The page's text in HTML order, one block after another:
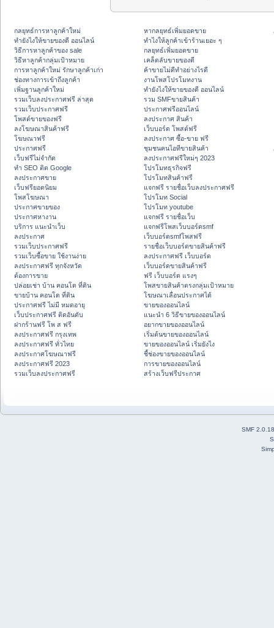
กลยุทธ์การหาลูกค้าใหม่
ทํายังไงให้ขายของดี ออนไลน์
วิธีการหาลูกค้าของ sale
วิธีหาลูกค้ากลุ่มเป้าหมาย
การหาลูกค้าใหม่ รักษาลูกค้าเก่า
ช่องทางการเข้าถึงลูกค้า
เพิ่มฐานลูกค้าใหม่
รวมเว็บลงประกาศฟรี ล่าสุด
รวมเว็บประกาศฟรี
โพสต์ขายของฟรี
ลงโฆษณาสินค้าฟรี
โฆษณาฟรี
ประกาศฟรี
เว็บฟรีไม่จำกัด
ทำ SEO ติด Google
ลงประกาศขาย
เว็บฟรียอดนิยม
โพสโฆษณา
ประกาศขายของ
ประกาศหางาน
บริการ แนะนำเว็บ
ลงประกาศ
รวมเว็บประกาศฟรี
รวมเว็บซื้อขาย ใช้งานง่าย
ลงประกาศฟรี ทุกจังหวัด
ต้องการขาย
ปล่อยเช่า บ้าน คอนโด ที่ดิน
ขายบ้าน คอนโด ที่ดิน
ประกาศฟรี ไม่มี หมดอายุ
เว็บประกาศฟรี ติดอันดับ
ฝากร้านฟรี โพ ส ฟรี
ลงประกาศฟรี กรุงเทพ
ลงประกาศฟรี ทั่วไทย
ลงประกาศโฆษณาฟรี
ลงประกาศฟรี 2023
รวมเว็บลงประกาศฟรี
หากลยุทธ์เพิ่มยอดขาย
ทําไงให้ลูกค้าเข้าร้านเยอะ ๆ
กลยุทธ์เพิ่มยอดขาย
เคล็ดลับขายของดี
ค้าขายไม่ดีทำอย่างไรดี
งานโพสโปรโมทงาน
ทํายังไงให้ขายของดี ออนไลน์
รวม SMFขายสินค้า
ประกาศฟรีออนไลน์
ลงประกาศ สินค้า
เว็บบอร์ด โพสต์ฟรี
ลงประกาศ ซื้อ-ขาย ฟรี
ชุมชนคนไอทีขายสินค้า
ลงประกาศฟรีใหม่ๆ 2023
โปรโมทธุรกิจฟรี
โปรโมทสินค้าฟรี
แจกฟรี รายชื่อเว็บลงประกาศฟรี
โปรโมท Social
โปรโมท youtube
แจกฟรี รายชื่อเว็บ
แจกฟรีโพสเว็บบอร์ดsmf
เว็บบอร์ดsmfโพสฟรี
รายชื่อเว็บบอร์ดขายสินค้าฟรี
ลงประกาศฟรี เว็บบอร์ด
เว็บบอร์ดขายสินค้าฟรี
ฟรี เว็บบอร์ด แรงๆ
โพสขายสินค้าตรงกลุ่มเป้าหมาย
โฆษณาเลื่อนประกาศได้
ขายของออนไลน์
แนะนำ 6 วิธีขายของออนไลน์
อยากขายของออนไลน์
เริ่มต้นขายของออนไลน์
ขายของออนไลน์ เริ่มยังไง
ชี้ช่องขายของออนไลน์
การขายของออนไลน์
สร้างเว็บฟรีประกาศ
SMF 2.0.18